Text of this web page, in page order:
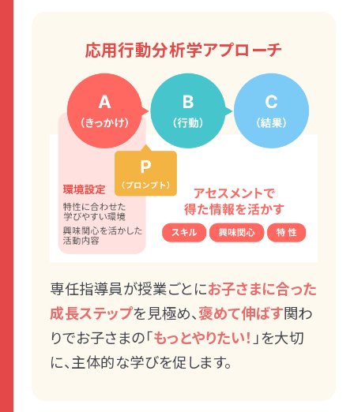
応用行動分析学アプローチ
専任指導員が授業ごとにお子さまに合った
成長ステップを見極め、褒めて伸ばす関わ
りでお子さまの「もっとやりたい！ 」を大切
に、主体的な学びを促します。